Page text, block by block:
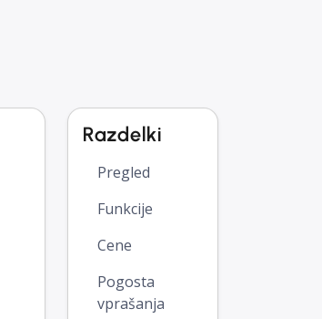
Razdelki
Pregled
Funkcije
Cene
Pogosta
vprašanja